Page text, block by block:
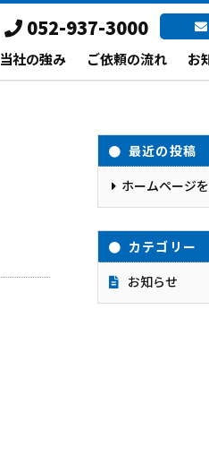
052-937-3000
当社の強み ご依頼の流れ お
最近の投稿
ホームページ
カテゴリー
お知らせ